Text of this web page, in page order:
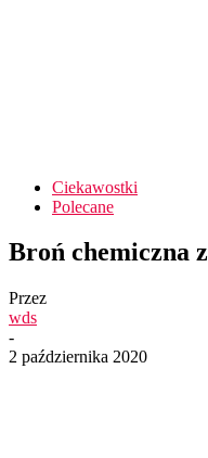
Ciekawostki
Polecane
Broń chemiczna
Przez
wds
-
2 października 2020